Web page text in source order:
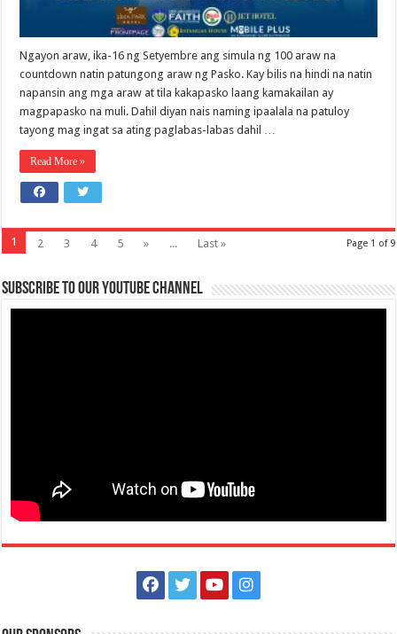
Ngayon araw, ika-16 ng Setyembre ang simula ng 100 araw na
countdown natin patungong araw ng Pasko. Kay bilis na hindi na natin
napansin ang mga araw at tila kakapasko laang kamakailan ay
magpapasko na muli. Dahil diyan nais naming ipaalala na patuloy
tayong mag ingat sa ating paglabas-labas dahil …
Read More »
Page 1 of 9
1 2 3 4 5 » ... Last »
Subscribe to our Youtube Channel